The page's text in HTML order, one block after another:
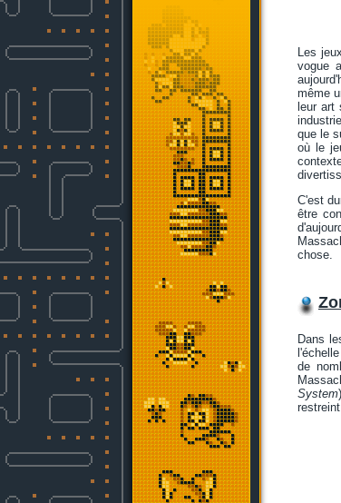
Les
vogue
même
leur art
que le
où le
C'est
être
chose.
Dans
de
System